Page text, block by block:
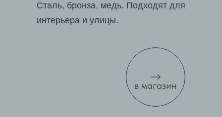
в магазин
Сталь, бронза, медь. Подходят для
интерьера и улицы.